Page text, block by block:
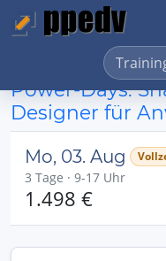
Power-Days:
Designer für
Mo, 03. Aug
3 Tage · 9-17 Uhr
1.498 €